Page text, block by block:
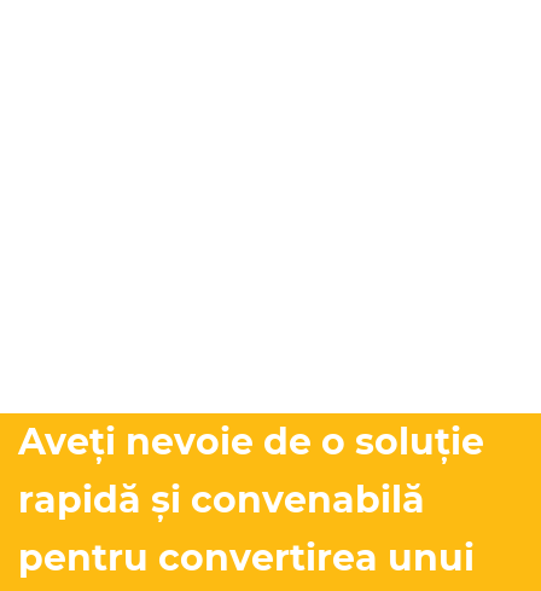
Aveți nevoie de o soluție
rapidă și convenabilă
pentru convertirea unui